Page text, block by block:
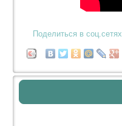
Поделиться в соц.сетях